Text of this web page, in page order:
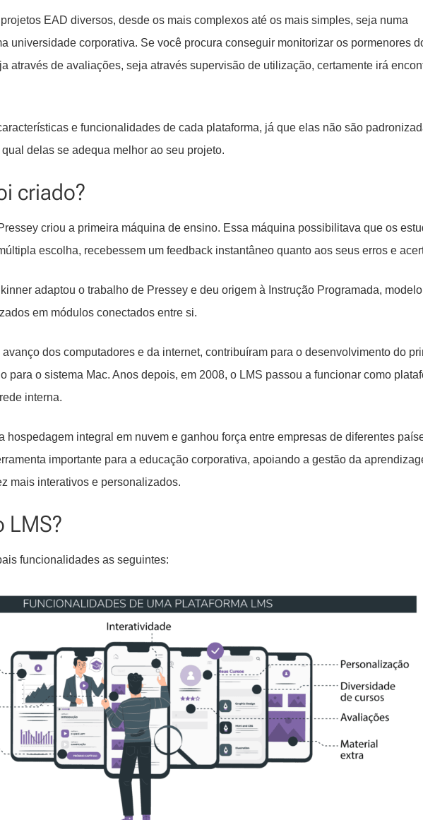
EAD diversos, desde os mais complexos até os mais simples, seja numa
universidade corporativa. Se você procura conseguir monitorizar os pormenores
através de avaliações, seja através supervisão de utilização, certamente irá
e funcionalidades de cada plataforma, já que elas não são
delas se adequa melhor ao seu projeto.
criado?
criou a primeira máquina de ensino. Essa máquina possibilitava que os
escolha, recebessem um feedback instantâneo quanto aos seus erros e
adaptou o trabalho de Pressey e deu origem à Instrução Programada,
em módulos conectados entre si.
dos computadores e da internet, contribuíram para o desenvolvimento do
para o sistema Mac. Anos depois, em 2008, o LMS passou a funcionar como
interna.
hospedagem integral em nuvem e ganhou força entre empresas de diferentes
importante para a educação corporativa, apoiando a gestão da
mais interativos e personalizados.
LMS?
funcionalidades as seguintes: